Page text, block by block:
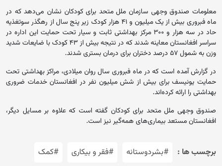
معلومات صندوق وجهی سازمان ملل متحد برای کودکان نشان می‌دهد که در
ماه فبروری بیش از یک میلیون و ۴۱ هزار کودک زیر پنج سال از رهگذر سوتغذیه
حاد در سه هزار و ۳۰۰ مرکز بهداشتی ثابت و سیار تحت حمایت این اداره در
سراسر افغانستان معاینه شدند که در نتیجه بیش از ۴۳ کودک با ضایعات شدید
وزن به شمول ۵۷ درصد دختران برای درمان بستری شدند.
در گزارش آمده است که در ماه فبروری سال روان میلادی، مراکز بهداشتی تحت
حمایت یونیسف برای بیش از شش میلیون نفر در افغانستان خدمات ضروری
بهداشتی را ارائه کرده‌اند.
صندوق وجهی ملل متحد برای کودکان گفته است که علاوه بر مسایل دیگر،
افغانستان مستعد بیماری‌های همه‌گیر نیز است.
برچسب ها : #بشردوستانه #فقر و بیکاری #کمک